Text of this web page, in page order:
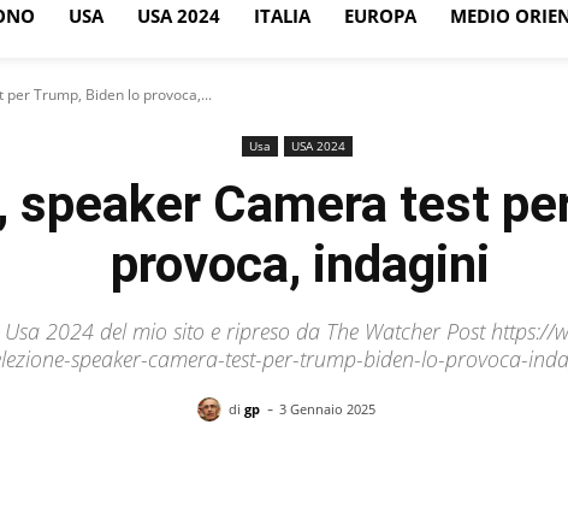
USA USA 2024 ITALIA EUROPA MEDIO
per Trump, Biden lo provoca,...
Usa USA 2024
speaker Camera test
provoca, indagini
2024 del mio sito e ripreso da The Watcher Post https://
speaker-camera-test-per-trump-biden-lo-provoca-
di gp - 3 Gennaio 2025